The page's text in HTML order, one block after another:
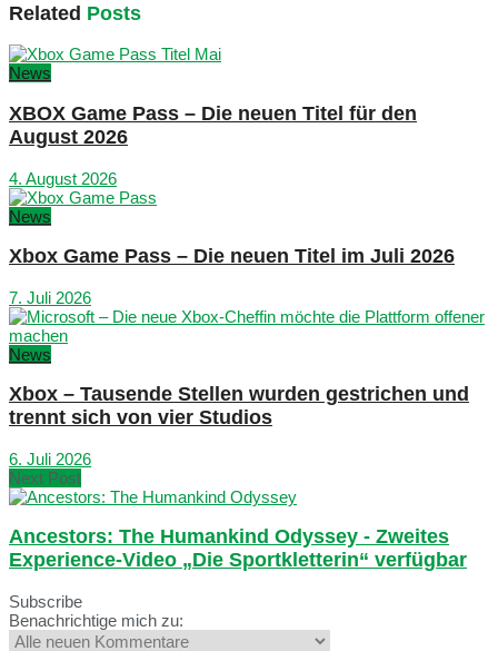
Related Posts
News
XBOX Game Pass – Die neuen Titel für den
August 2026
4. August 2026
News
Xbox Game Pass – Die neuen Titel im Juli 2026
7. Juli 2026
News
Xbox – Tausende Stellen wurden gestrichen und
trennt sich von vier Studios
6. Juli 2026
Next Post
Ancestors: The Humankind Odyssey - Zweites
Experience-Video „Die Sportkletterin“ verfügbar
Subscribe
Benachrichtige mich zu: